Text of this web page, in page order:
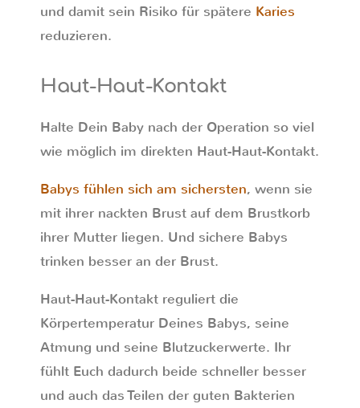
und damit sein Risiko für spätere Karies
reduzieren.
Haut-Haut-Kontakt
Halte Dein Baby nach der Operation so viel
wie möglich im direkten Haut-Haut-Kontakt.
Babys fühlen sich am sichersten, wenn sie
mit ihrer nackten Brust auf dem Brustkorb
ihrer Mutter liegen. Und sichere Babys
trinken besser an der Brust.
Haut-Haut-Kontakt reguliert die
Körpertemperatur Deines Babys, seine
Atmung und seine Blutzuckerwerte. Ihr
fühlt Euch dadurch beide schneller besser
und auch das Teilen der guten Bakterien